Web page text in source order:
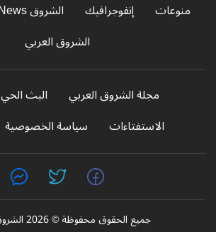
منوعات
إنفوجرافيك الشروق News
الشروق العربي
مجلة الشروق العربي البث الحي
الاستفتاءات
سياسة الخصوصية
جميع الحقوق محفوظة © 2026 الشروق أونلاين